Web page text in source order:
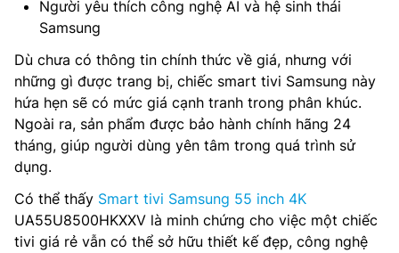
Người yêu thích công nghệ AI và hệ sinh thái
Samsung
Dù chưa có thông tin chính thức về giá, nhưng với
những gì được trang bị, chiếc smart tivi Samsung này
hứa hẹn sẽ có mức giá cạnh tranh trong phân khúc.
Ngoài ra, sản phẩm được bảo hành chính hãng 24
tháng, giúp người dùng yên tâm trong quá trình sử
dụng.
Có thể thấy Smart tivi Samsung 55 inch 4K
UA55U8500HKXXV là minh chứng cho việc một chiếc
tivi giá rẻ vẫn có thể sở hữu thiết kế đẹp, công nghệ